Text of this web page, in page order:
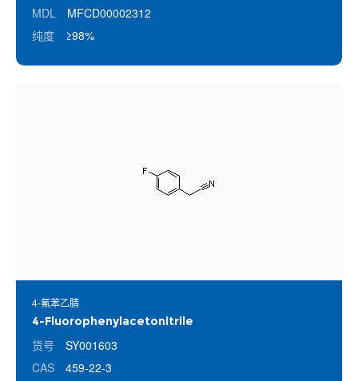
MDL
MFCD00002312
纯度
≥98%
4-氟苯乙腈
4-Fluorophenylacetonitrile
货号
SY001603
CAS
459-22-3